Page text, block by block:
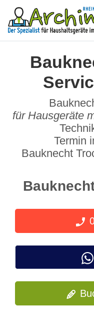
für Hausgeräte
Termin
Bauknecht